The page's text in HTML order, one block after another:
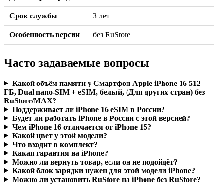
Срок службы 3 лет
Особенность версии без RuStore
Часто задаваемые вопросы
Какой объём памяти у Смартфон Apple iPhone 16 512
ГБ, Dual nano-SIM + eSIM, белый, (Для других стран) без
RuStore/MAX?
Поддерживает ли iPhone 16 eSIM в России?
Будет ли работать iPhone в России с этой версией?
Чем iPhone 16 отличается от iPhone 15?
Какой цвет у этой модели?
Что входит в комплект?
Какая гарантия на iPhone?
Можно ли вернуть товар, если он не подойдёт?
Какой блок зарядки нужен для этой модели iPhone?
Можно ли установить RuStore на iPhone без RuStore?